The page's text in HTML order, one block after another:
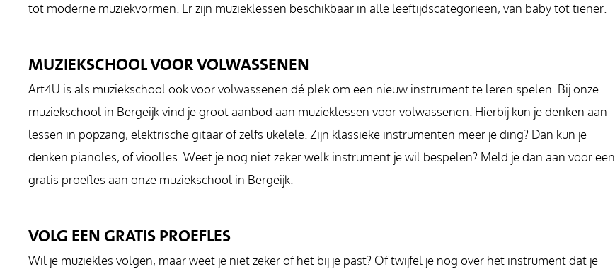
tot moderne muziekvormen. Er zijn muzieklessen beschikbaar in alle leeftijdscategorieen, van baby tot tiener.
MUZIEKSCHOOL VOOR VOLWASSENEN
Art4U is als muziekschool ook voor volwassenen dé plek om een nieuw instrument te leren spelen. Bij onze
muziekschool in Bergeijk vind je groot aanbod aan muzieklessen voor volwassenen. Hierbij kun je denken aan
lessen in popzang, elektrische gitaar of zelfs ukelele. Zijn klassieke instrumenten meer je ding? Dan kun je
denken pianoles, of vioolles. Weet je nog niet zeker welk instrument je wil bespelen? Meld je dan aan voor een
gratis proefles aan onze muziekschool in Bergeijk.
VOLG EEN GRATIS PROEFLES
Wil je muziekles volgen, maar weet je niet zeker of het bij je past? Of twijfel je nog over het instrument dat je